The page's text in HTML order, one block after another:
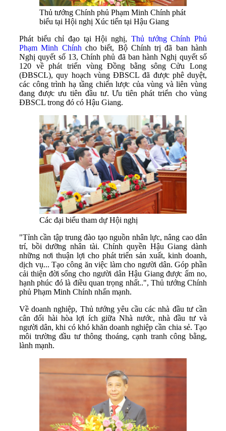
Thủ tướng Chính phủ Phạm Minh Chính phát
biểu tại Hội nghị Xúc tiến tại Hậu Giang
Phát biểu chỉ đạo tại Hội nghị, Thủ tướng Chính Phủ
Phạm Minh Chính cho biết, Bộ Chính trị đã ban hành
Nghị quyết số 13, Chính phủ đã ban hành Nghị quyết số
120 về phát triển vùng Đồng bằng sông Cửu Long
(ĐBSCL), quy hoạch vùng ĐBSCL đã được phê duyệt,
các công trình hạ tầng chiến lược của vùng và liên vùng
đang được ưu tiên đầu tư. Ưu tiên phát triển cho vùng
ĐBSCL trong đó có Hậu Giang.
Các đại biểu tham dự Hội nghị
"Tỉnh cần tập trung đào tạo nguồn nhân lực, nâng cao dân
trí, bồi dưỡng nhân tài. Chính quyền Hậu Giang dành
những nơi thuận lợi cho phát triển sản xuất, kinh doanh,
dịch vụ... Tạo công ăn việc làm cho người dân. Góp phần
cải thiện đời sống cho người dân Hậu Giang được ấm no,
hạnh phúc đó là điều quan trọng nhất..", Thủ tướng Chính
phủ Phạm Minh Chính nhấn mạnh.
Về doanh nghiệp, Thủ tướng yêu cầu các nhà đầu tư cần
cân đối hài hòa lợi ích giữa Nhà nước, nhà đầu tư và
người dân, khi có khó khăn doanh nghiệp cần chia sẻ. Tạo
môi trường đầu tư thông thoáng, cạnh tranh công bằng,
lành mạnh.